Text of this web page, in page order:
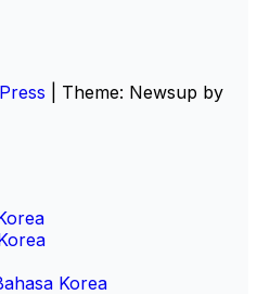
Theme: Newsup by
Korea